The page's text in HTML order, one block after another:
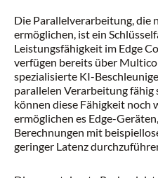
Die Parallelverarbeitung, die
ermöglichen, ist ein
Leistungsfähigkeit im Edge
verfügen bereits über
spezialisierte KI-
parallelen Verarbeitung
können diese Fähigkeit noch
ermöglichen es Edge-
Berechnungen mit
geringer Latenz